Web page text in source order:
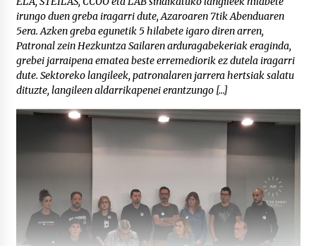
irungo duen greba iragarri dute, Azaroaren 7tik Abenduaren
5era. Azken greba egunetik 5 hilabete igaro diren arren,
Patronal zein Hezkuntza Sailaren arduragabekeriak eraginda,
grebei jarraipena ematea beste erremediorik ez dutela iragarri
dute. Sektoreko langileek, patronalaren jarrera hertsiak salatu
dituzte, langileen aldarrikapenei erantzungo […]